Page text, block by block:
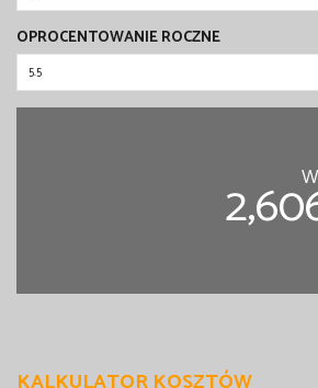
OPROCENTOWANIE ROCZNE